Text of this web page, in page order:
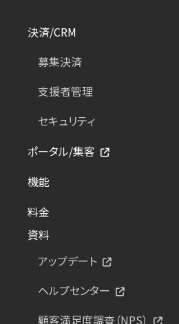
決済/CRM
募集決済
支援者管理
セキュリティ
ポータル/集客
機能
料金
資料
アップデート
ヘルプセンター
顧客満足度調査（NPS）